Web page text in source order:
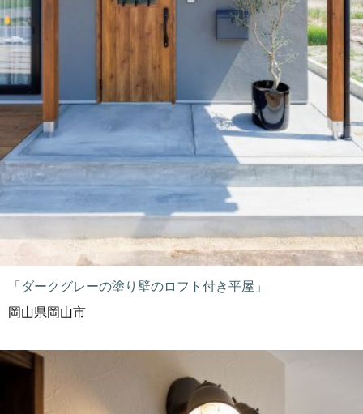
「ダークグレーの塗り壁のロフト付き平屋」
岡山県岡山市